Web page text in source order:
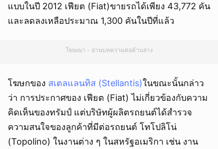
แบบในปี 2012 เฟียต (Fiat)ขายรถได้เพียง 43,772 คัน
และลดลงเหลือประมาณ 1,300 คันในปีที่แล้ว
โฆษณา - อ่านบทความต่อด้านล่าง
โฆษกของ สเตลแลนทิส (Stellantis)ในขณะนั้นกล่าว
ว่า การประกาศของ เฟียต (Fiat) ไม่เกี่ยวข้องกับความ
คิดเห็นของทรัมป์ แต่บริษัทผู้ผลิตรถยนต์ได้สำรวจ
ความสนใจของลูกค้าที่มีต่อรถยนต์ โทโปลิโน่
(Topolino) ในงานต่าง ๆ ในสหรัฐอเมริกา เช่น งาน